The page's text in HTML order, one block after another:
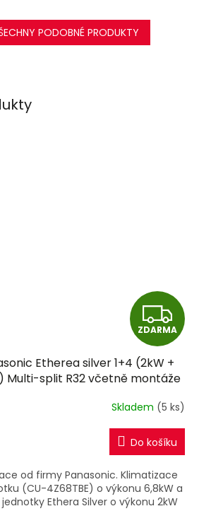
Z
D
A
R
M
A
ZDARMA
Etherea silver 1+4 (2kW +
Multi-split R32 včetně montáže
Skladem (5 ks)
Do košíku
od firmy Panasonic. Klimatizace
(CU-4Z68TBE) o výkonu 6,8kW a
Ethera Silver o výkonu 2kW
PODOBNÉ PRODUKTY